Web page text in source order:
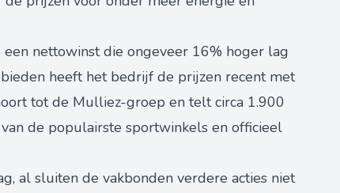
nettowinst die ongeveer 16% hoger lag
heeft het bedrijf de prijzen recent met
tot de Mulliez-groep en telt circa 1.900
de populairste sportwinkels en officieel
al sluiten de vakbonden verdere acties niet